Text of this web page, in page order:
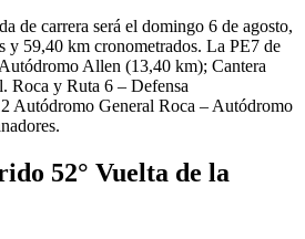
de carrera será el domingo 6 de agosto,
y 59,40 km cronometrados. La PE7 de
Allen (13,40 km); Cantera
Roca y Ruta 6 – Defensa
Autódromo General Roca – Autódromo
52° Vuelta de la